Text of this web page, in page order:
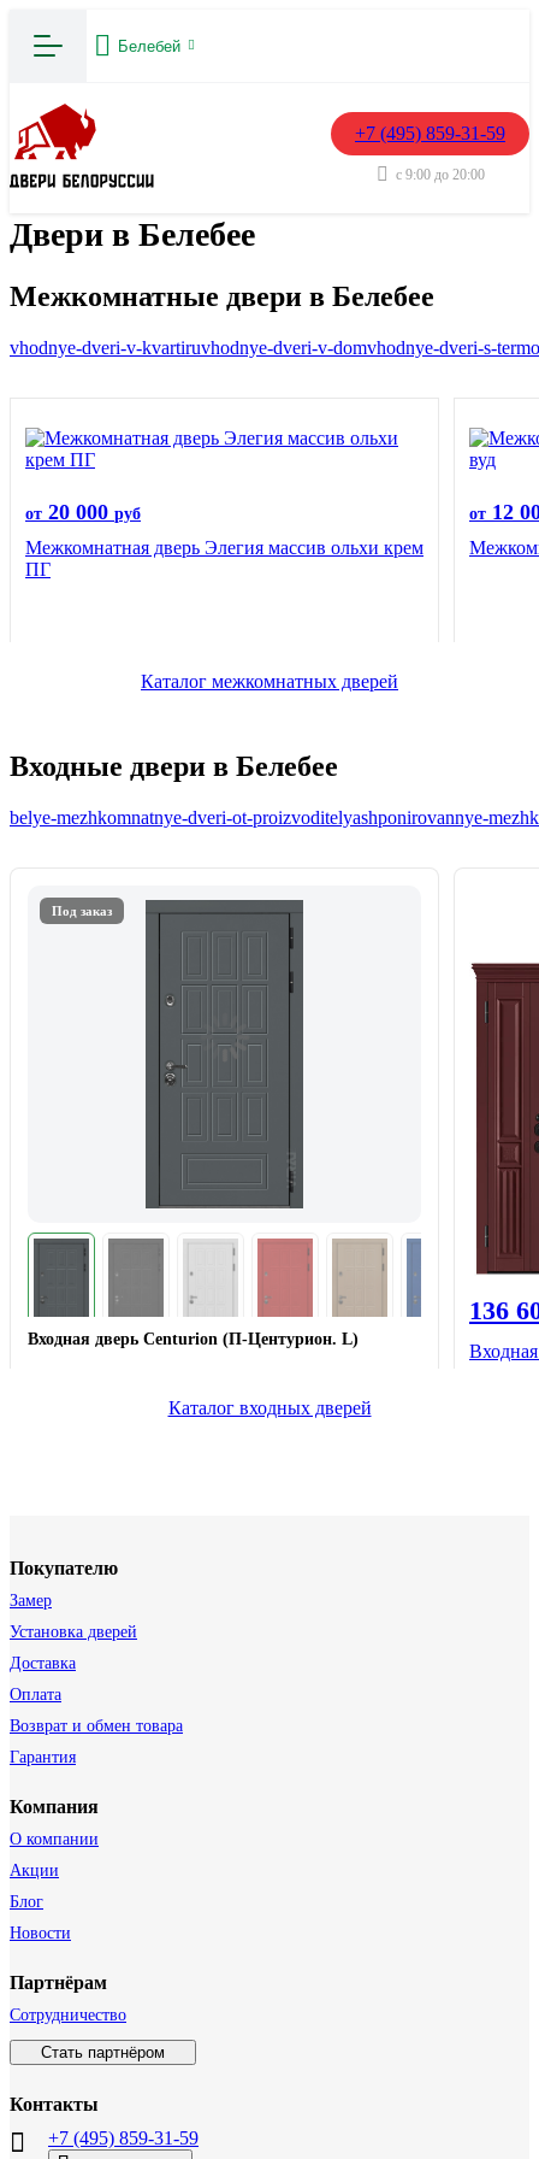
Белебей
+7 (495) 859-31-59
с 9:00 до 20:00
Двери в Белебее
Межкомнатные двери в Белебее
vhodnye-dveri-v-kvartiruvhodnye-dveri-v-domvhodnye-dveri-s-
от 20 000 руб
Межкомнатная дверь Элегия массив ольхи крем
ПГ
от 12
Каталог межкомнатных дверей
Входные двери в Белебее
belye-mezhkomnatnye-dveri-ot-proizvoditelyashponirovannye-
Под заказ
Входная дверь Centurion (П-Центурион. L)
136
Каталог входных дверей
Покупателю
Замер
Установка дверей
Доставка
Оплата
Возврат и обмен товара
Гарантия
Компания
О компании
Акции
Блог
Новости
Партнёрам
Сотрудничество
Стать партнёром
Контакты
+7 (495) 859-31-59